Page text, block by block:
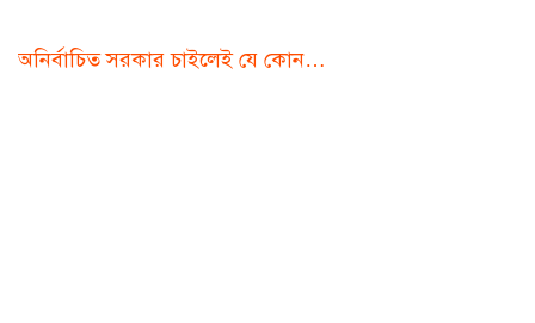
অনির্বাচিত সরকার চাইলেই যে কোন…